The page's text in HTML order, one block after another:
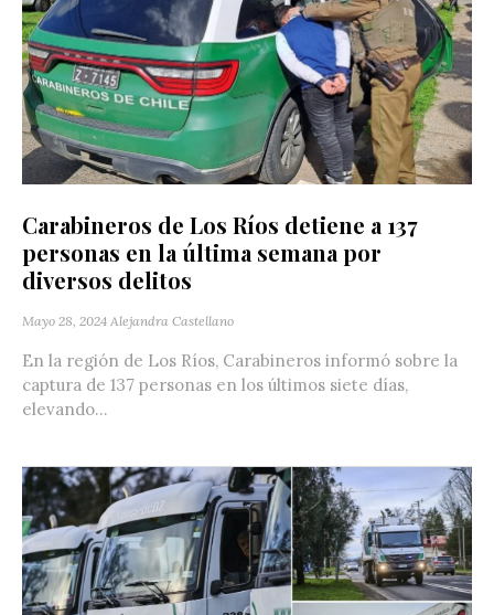
Carabineros de Los Ríos detiene a 137
personas en la última semana por
diversos delitos
Mayo 28, 2024 Alejandra Castellano
En la región de Los Ríos, Carabineros informó sobre la
captura de 137 personas en los últimos siete días,
elevando...